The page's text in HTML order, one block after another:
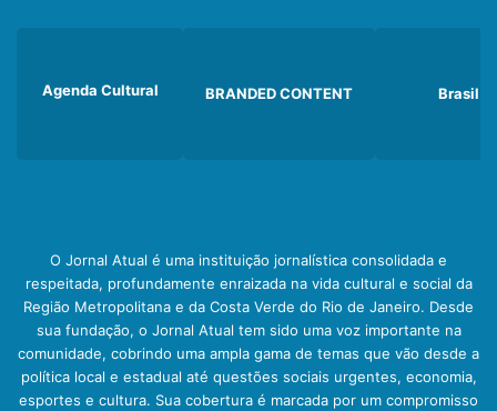
Agenda Cultural BRANDED CONTENT Brasil
O Jornal Atual é uma instituição jornalística consolidada e
respeitada, profundamente enraizada na vida cultural e social da
Região Metropolitana e da Costa Verde do Rio de Janeiro. Desde
sua fundação, o Jornal Atual tem sido uma voz importante na
comunidade, cobrindo uma ampla gama de temas que vão desde a
política local e estadual até questões sociais urgentes, economia,
esportes e cultura. Sua cobertura é marcada por um compromisso